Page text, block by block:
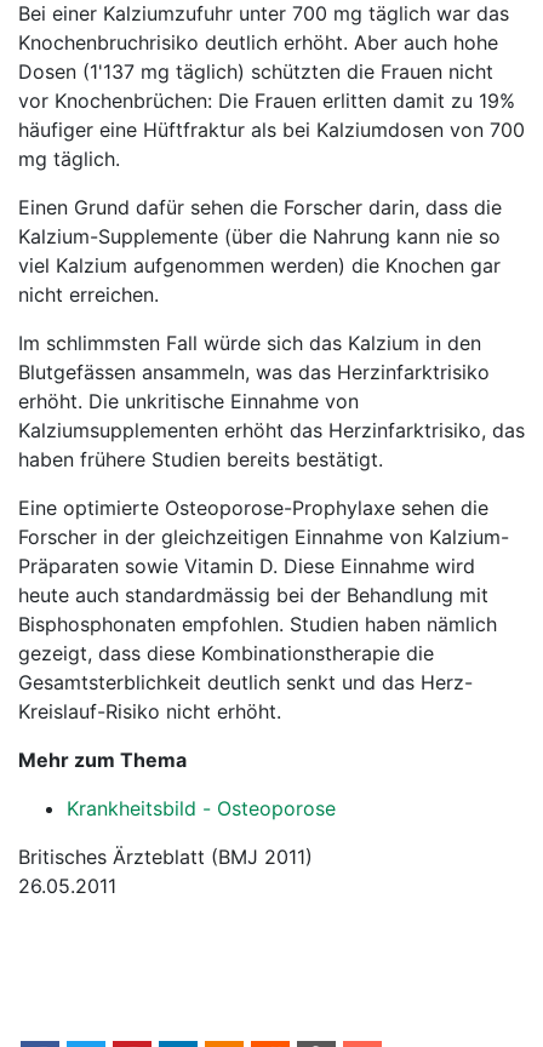
Bei einer Kalziumzufuhr unter 700 mg täglich war das
Knochenbruchrisiko deutlich erhöht. Aber auch hohe
Dosen (1'137 mg täglich) schützten die Frauen nicht
vor Knochenbrüchen: Die Frauen erlitten damit zu 19%
häufiger eine Hüftfraktur als bei Kalziumdosen von 700
mg täglich.
Einen Grund dafür sehen die Forscher darin, dass die
Kalzium-Supplemente (über die Nahrung kann nie so
viel Kalzium aufgenommen werden) die Knochen gar
nicht erreichen.
Im schlimmsten Fall würde sich das Kalzium in den
Blutgefässen ansammeln, was das Herzinfarktrisiko
erhöht. Die unkritische Einnahme von
Kalziumsupplementen erhöht das Herzinfarktrisiko, das
haben frühere Studien bereits bestätigt.
Eine optimierte Osteoporose-Prophylaxe sehen die
Forscher in der gleichzeitigen Einnahme von Kalzium-
Präparaten sowie Vitamin D. Diese Einnahme wird
heute auch standardmässig bei der Behandlung mit
Bisphosphonaten empfohlen. Studien haben nämlich
gezeigt, dass diese Kombinationstherapie die
Gesamtsterblichkeit deutlich senkt und das Herz-
Kreislauf-Risiko nicht erhöht.
Mehr zum Thema
Krankheitsbild - Osteoporose
Britisches Ärzteblatt (BMJ 2011)
26.05.2011